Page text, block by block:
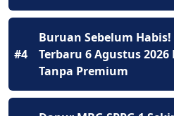
#4
Buruan Sebelum
Terbaru 6 Agustus
Tanpa Premium